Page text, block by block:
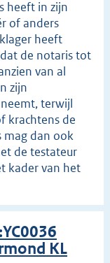
heeft in zijn
of anders
heeft
de notaris tot
van al
zijn
terwijl
krachtens de
mag dan ook
de testateur
kader van het
KL